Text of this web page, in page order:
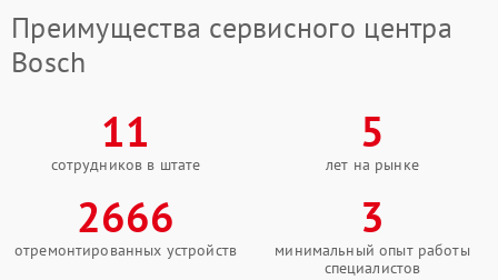
Преимущества сервисного центра
Bosch
11
сотрудников в штате
5
лет на рынке
2666
отремонтированных устройств
3
минимальный опыт работы
специалистов